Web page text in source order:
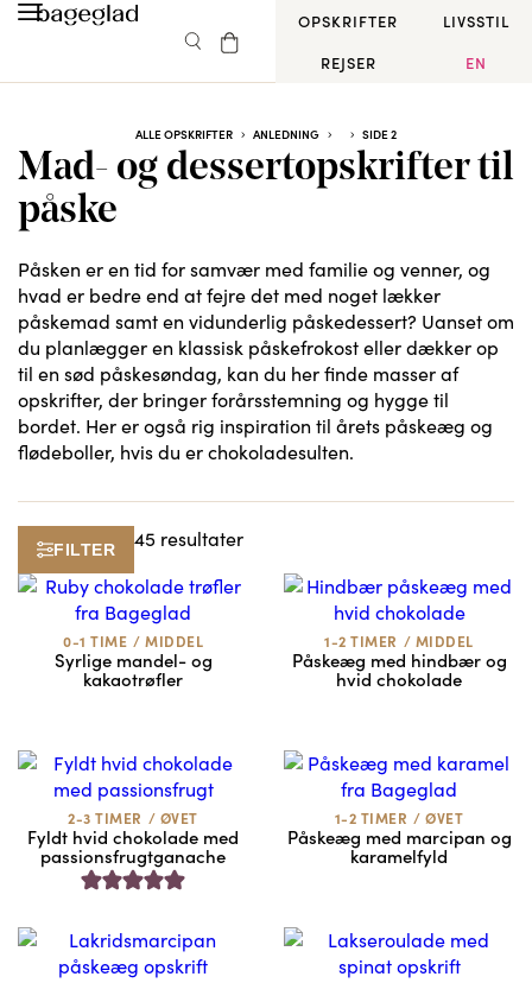
OPSKRIFTER
LIVSSTIL
REJSER
EN
ALLE OPSKRIFTER ANLEDNING SIDE 2
Mad- og dessertopskrifter til
påske
Påsken er en tid for samvær med familie og venner, og
hvad er bedre end at fejre det med noget lækker
påskemad samt en vidunderlig påskedessert? Uanset om
du planlægger en klassisk påskefrokost eller dækker op
til en sød påskesøndag, kan du her finde masser af
opskrifter, der bringer forårsstemning og hygge til
bordet. Her er også rig inspiration til årets påskeæg og
flødeboller, hvis du er chokoladesulten.
FILTER 45 resultater
0-1 TIME / MIDDEL
Syrlige mandel- og
kakaotrøfler
1-2 TIMER / MIDDEL
Påskeæg med hindbær og
hvid chokolade
2-3 TIMER / ØVET
Fyldt hvid chokolade med
passionsfrugtganache
1-2 TIMER /ØVET
Påskeæg med marcipan og
karamelfyld